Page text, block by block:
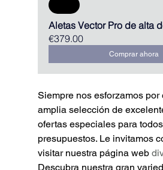
Aletas Vector Pro de alta
€379.00
Comprar ahora
Siempre nos esforzamos por
amplia selección de
ofertas especiales para
presupuestos. Le invitamos
visitar nuestra página web
Descubra nuestra gran